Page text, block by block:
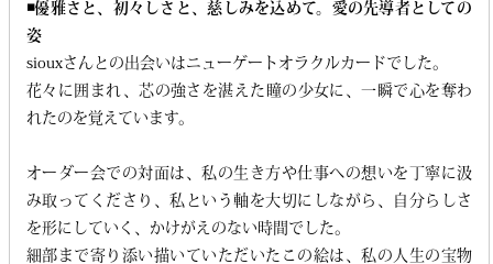
◾️優雅さと、初々しさと、慈しみを込めて。愛の先導者としての
姿
siouxさんとの出会いはニューゲートオラクルカードでした。
花々に囲まれ、芯の強さを湛えた瞳の少女に、一瞬で心を奪わ
れたのを覚えています。
オーダー会での対面は、私の生き方や仕事への想いを丁寧に汲
み取ってくださり、私という軸を大切にしながら、自分らしさ
を形にしていく、かけがえのない時間でした。
細部まで寄り添い描いていただいたこの絵は、私の人生の宝物